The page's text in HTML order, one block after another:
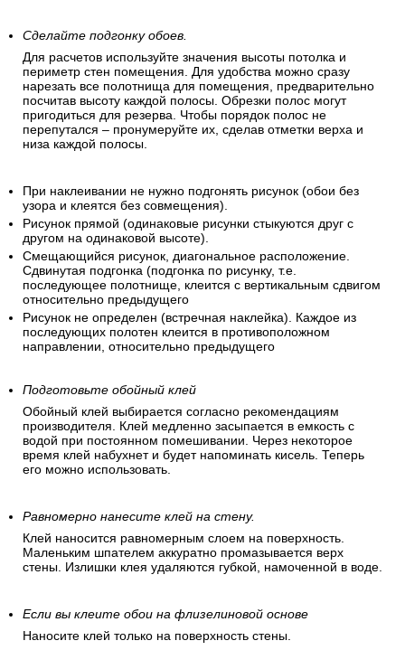
Сделайте подгонку обоев.
Для расчетов используйте значения высоты потолка и
периметр стен помещения. Для удобства можно сразу
нарезать все полотнища для помещения, предварительно
посчитав высоту каждой полосы. Обрезки полос могут
пригодиться для резерва. Чтобы порядок полос не
перепутался – пронумеруйте их, сделав отметки верха и
низа каждой полосы.
При наклеивании не нужно подгонять рисунок (обои без
узора и клеятся без совмещения).
Рисунок прямой (одинаковые рисунки стыкуются друг с
другом на одинаковой высоте).
Смещающийся рисунок, диагональное расположение.
Сдвинутая подгонка (подгонка по рисунку, т.е.
последующее полотнище, клеится с вертикальным сдвигом
относительно предыдущего
Рисунок не определен (встречная наклейка). Каждое из
последующих полотен клеится в противоположном
направлении, относительно предыдущего
Подготовьте обойный клей
Обойный клей выбирается согласно рекомендациям
производителя. Клей медленно засыпается в емкость с
водой при постоянном помешивании. Через некоторое
время клей набухнет и будет напоминать кисель. Теперь
его можно использовать.
Равномерно нанесите клей на стену.
Клей наносится равномерным слоем на поверхность.
Маленьким шпателем аккуратно промазывается верх
стены. Излишки клея удаляются губкой, намоченной в воде.
Если вы клеите обои на флизелиновой основе
Наносите клей только на поверхность стены.